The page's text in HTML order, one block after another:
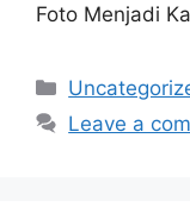
Foto Menjadi
Categories
Leave a